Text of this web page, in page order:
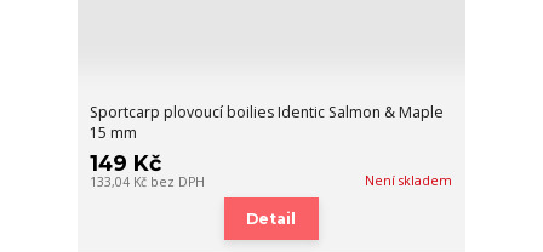
Sportcarp plovoucí boilies Identic Salmon & Maple
15 mm
149 Kč
133,04 Kč bez DPH Není skladem
Detail